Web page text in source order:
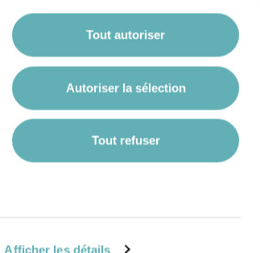
Afficher les détails
Tout autoriser
Autoriser la sélection
Tout refuser